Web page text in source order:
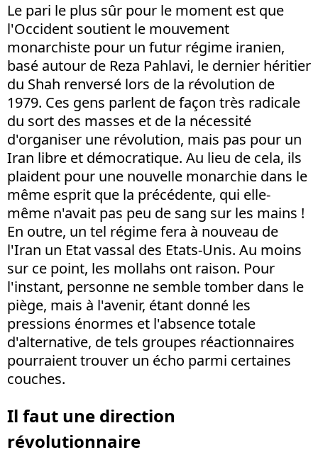
Le pari le plus sûr pour le moment est que
l'Occident soutient le mouvement
monarchiste pour un futur régime iranien,
basé autour de Reza Pahlavi, le dernier héritier
du Shah renversé lors de la révolution de
1979. Ces gens parlent de façon très radicale
du sort des masses et de la nécessité
d'organiser une révolution, mais pas pour un
Iran libre et démocratique. Au lieu de cela, ils
plaident pour une nouvelle monarchie dans le
même esprit que la précédente, qui elle-
même n'avait pas peu de sang sur les mains !
En outre, un tel régime fera à nouveau de
l'Iran un Etat vassal des Etats-Unis. Au moins
sur ce point, les mollahs ont raison. Pour
l'instant, personne ne semble tomber dans le
piège, mais à l'avenir, étant donné les
pressions énormes et l'absence totale
d'alternative, de tels groupes réactionnaires
pourraient trouver un écho parmi certaines
couches.
Il faut une direction
révolutionnaire